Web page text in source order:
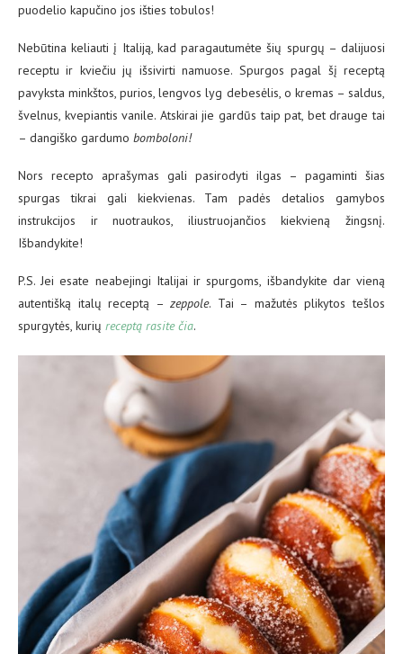
puodelio kapučino jos išties tobulos!
Nebūtina keliauti į Italiją, kad paragautumėte šių spurgų – dalijuosi
receptu ir kviečiu jų išsivirti namuose. Spurgos pagal šį receptą
pavyksta minkštos, purios, lengvos lyg debesėlis, o kremas – saldus,
švelnus, kvepiantis vanile. Atskirai jie gardūs taip pat, bet drauge tai
– dangiško gardumo bomboloni!
Nors recepto aprašymas gali pasirodyti ilgas – pagaminti šias
spurgas tikrai gali kiekvienas. Tam padės detalios gamybos
instrukcijos ir nuotraukos, iliustruojančios kiekvieną žingsnį.
Išbandykite!
P.S. Jei esate neabejingi Italijai ir spurgoms, išbandykite dar vieną
autentišką italų receptą –zeppole. Tai – mažutės plikytos tešlos
spurgytės, kurių receptą rasite čia.